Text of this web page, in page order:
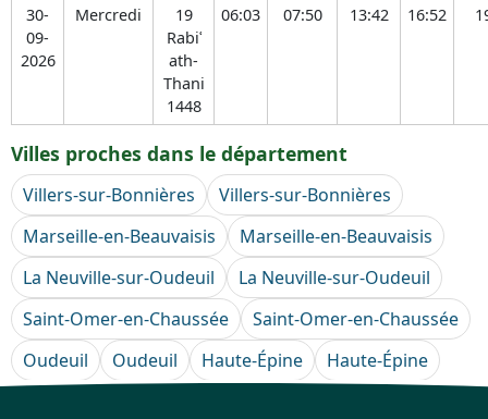
30-
09-
2026
Mercredi
19
Rabiʿ
ath-
Thani
1448
06:03 07:50 13:42 16:52
Villes proches dans le département
Villers-sur-Bonnières
Villers-sur-Bonnières
Marseille-en-Beauvaisis
Marseille-en-Beauvaisis
La Neuville-sur-Oudeuil
La Neuville-sur-Oudeuil
Saint-Omer-en-Chaussée
Saint-Omer-en-Chaussée
Oudeuil
Oudeuil Haute-Épine Haute-Épine